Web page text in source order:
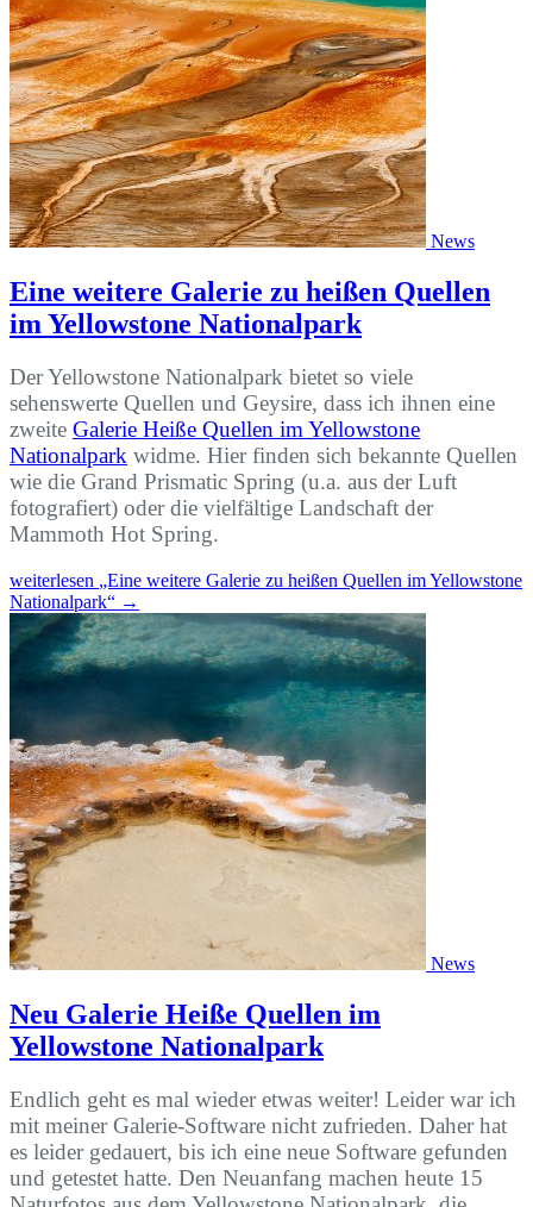
News
Eine weitere Galerie zu heißen Quellen
im Yellowstone Nationalpark
Der Yellowstone Nationalpark bietet so viele
sehenswerte Quellen und Geysire, dass ich ihnen eine
zweite Galerie Heiße Quellen im Yellowstone
Nationalpark widme. Hier finden sich bekannte Quellen
wie die Grand Prismatic Spring (u.a. aus der Luft
fotografiert) oder die vielfältige Landschaft der
Mammoth Hot Spring.
weiterlesen „Eine weitere Galerie zu heißen Quellen im Yellowstone
Nationalpark“ →
News
Neu Galerie Heiße Quellen im
Yellowstone Nationalpark
Endlich geht es mal wieder etwas weiter! Leider war ich
mit meiner Galerie-Software nicht zufrieden. Daher hat
es leider gedauert, bis ich eine neue Software gefunden
und getestet hatte. Den Neuanfang machen heute 15